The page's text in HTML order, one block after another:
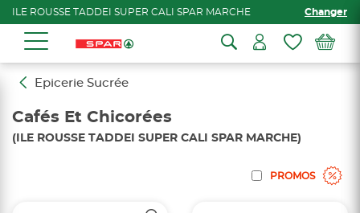
ILE ROUSSE TADDEI SUPER CALI SPAR MARCHE Changer
Epicerie Sucrée
Cafés Et Chicorées
(ILE ROUSSE TADDEI SUPER CALI SPAR MARCHE)
PROMOS